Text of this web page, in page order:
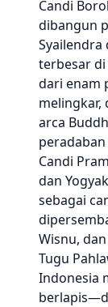
Candi
dibangun
Syailendra
terbesar
dari enam
melingkar,
arca
Candi
dan
sebagai
Wisnu,
Tugu
Indonesia